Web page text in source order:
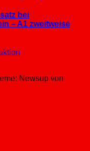
bei
– A1 zweitweise
Newsup von